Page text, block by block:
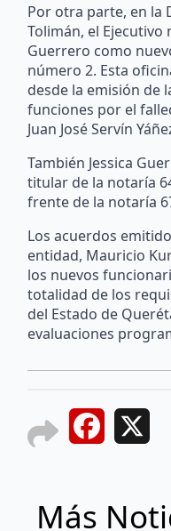
Por otra parte, en la
Tolimán, el Ejecutivo
Guerrero como
número 2. Esta
desde la emisión de
funciones por el
Juan José Servín
También Jessica
titular de la notaría
frente de la notaría
Los acuerdos
entidad, Mauricio
los nuevos
totalidad de los
del Estado de
evaluaciones
Facebook
Más